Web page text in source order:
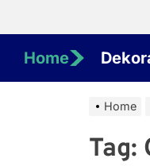
Home
Home
Tag: